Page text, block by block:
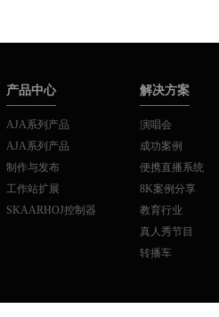
产品中心
AJA系列产品
AJA系列产品
制作与发布
工作站扩展
SKAARHOJ控制器
解决方案
演唱会
成功案例
便携直播系统
8K案例分享
教育行业
真人秀节目
转播车